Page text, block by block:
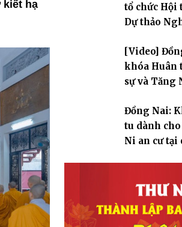
kiết hạ
VII, VIII và trường hạ chùa
tổ chức Hội
Dự thảo
giáo
[Video]
khóa Huân
sự và Tăng
Đồng Nai:
tu dành
Ni an cư tại